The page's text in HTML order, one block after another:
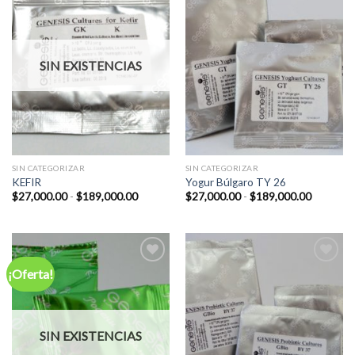
Add to
Wishlist
SIN EXISTENCIAS
SIN CATEGORIZAR
KEFIR
$27,000.00 - $189,000.00Rango
$27,000.00
hasta
$189,000.00
SIN CATEGORIZAR
Yogur Búlgaro TY 26
$27,000.00 - $189,000.00Rango
¡Oferta!
Wishlist
SIN EXISTENCIAS
Wishlist